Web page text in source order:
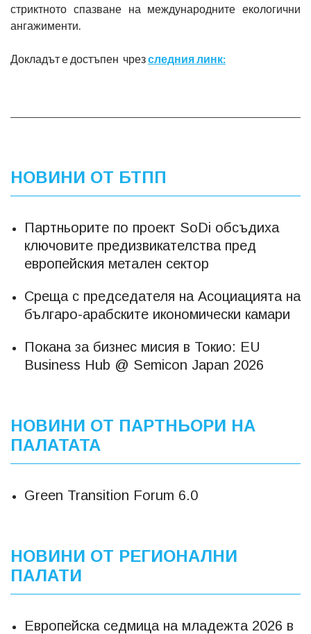
стриктното спазване на международните екологични
ангажименти.
Докладът е достъпен чрезследния линк:
НОВИНИ ОТ БТПП
Партньорите по проект SoDi обсъдиха
ключовите предизвикателства пред
европейския метален сектор
Среща с председателя на Асоциацията на
българо-арабските икономически камари
Покана за бизнес мисия в Токио: EU
Business Hub @ Semicon Japan 2026
НОВИНИ ОТ ПАРТНЬОРИ НА
ПАЛАТАТА
Green Transition Forum 6.0
НОВИНИ ОТ РЕГИОНАЛНИ
ПАЛАТИ
Европейска седмица на младежта 2026 в